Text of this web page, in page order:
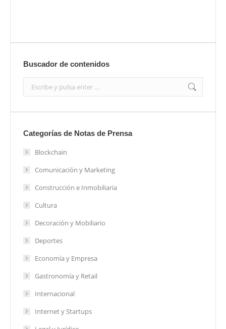
Buscador de contenidos
Categorías de Notas de Prensa
Blockchain
Comunicación y Marketing
Construcción e Inmobiliaria
Cultura
Decoración y Mobiliario
Deportes
Economía y Empresa
Gastronomía y Retail
Internacional
Internet y Startups